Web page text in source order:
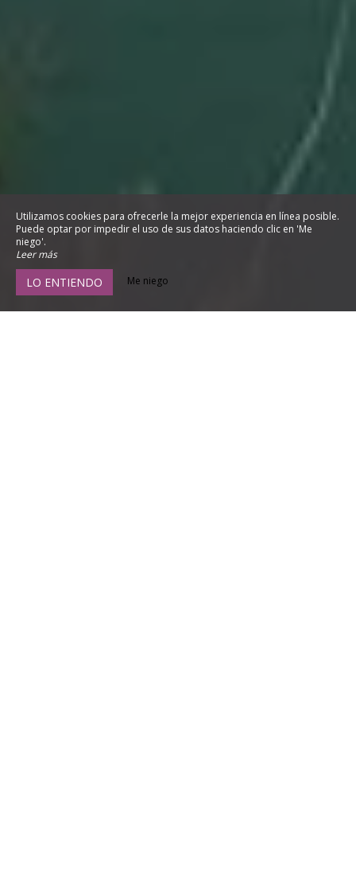
Utilizamos cookies para ofrecerle la mejor experiencia en línea posible.
Puede optar por impedir el uso de sus datos haciendo clic en 'Me
niego'.
Leer más
LO ENTIENDO Me niego